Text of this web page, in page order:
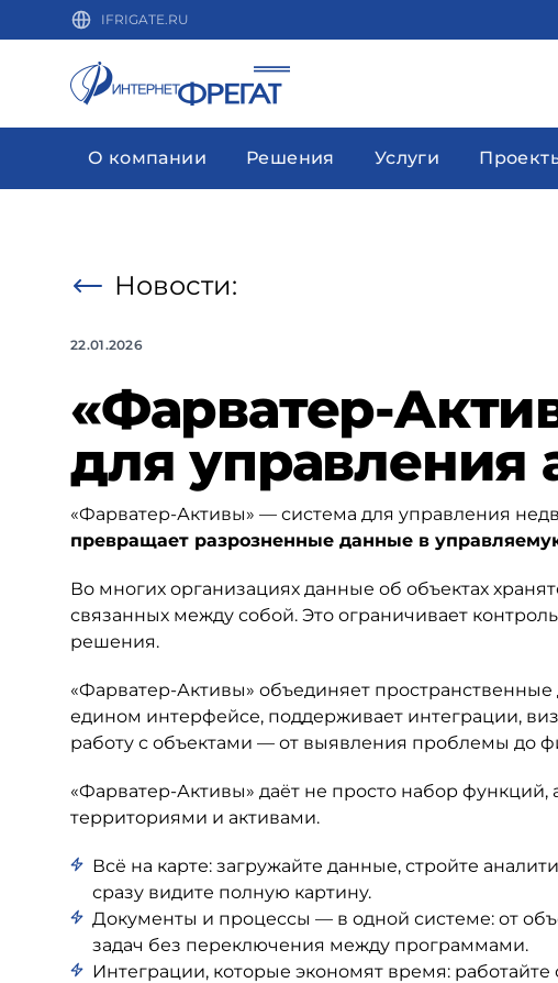
IFRIGATE.RU
О компании Решения Услуги
Новости:
22.01.2026
«Фарватер-
для управления
«Фарватер-Активы» — система для управления
превращает разрозненные данные в
Во многих организациях данные об объектах
связанных между собой. Это ограничивает
решения.
«Фарватер-Активы» объединяет
едином интерфейсе, поддерживает интеграции,
работу с объектами — от выявления проблемы до
«Фарватер-Активы» даёт не просто набор
территориями и активами.
Всё на карте: загружайте данные, стройте
сразу видите полную картину.
Документы и процессы — в одной системе: от
задач без переключения между программами.
Интеграции, которые экономят время: